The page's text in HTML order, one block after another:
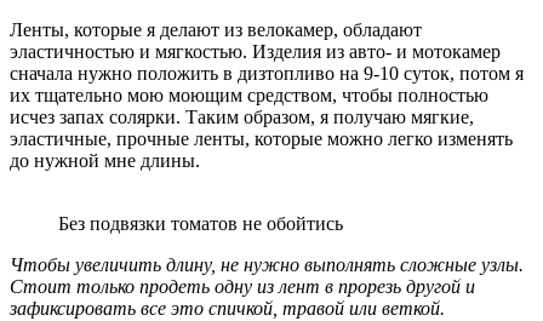
Ленты, которые я делают из велокамер, обладают
эластичностью и мягкостью. Изделия из авто- и мотокамер
сначала нужно положить в дизтопливо на 9-10 суток, потом я
их тщательно мою моющим средством, чтобы полностью
исчез запах солярки. Таким образом, я получаю мягкие,
эластичные, прочные ленты, которые можно легко изменять
до нужной мне длины.
Без подвязки томатов не обойтись
Чтобы увеличить длину, не нужно выполнять сложные узлы.
Стоит только продеть одну из лент в прорезь другой и
зафиксировать все это спичкой, травой или веткой.